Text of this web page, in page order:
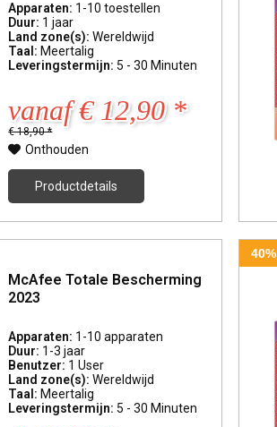
Apparaten: 1-10 toestellen
Duur: 1 jaar
Land zone(s):Wereldwijd
Taal: Meertalig
Leveringstermijn: 5 - 30 Minuten
vanaf € 12,90 *
€ 18,90 *
Onthouden
Productdetails
McAfee Totale Bescherming
2023
Apparaten: 1-10 apparaten
Duur: 1-3 jaar
Benutzer: 1 User
Land zone(s):Wereldwijd
Taal: Meertalig
Leveringstermijn: 5 - 30 Minuten
40%